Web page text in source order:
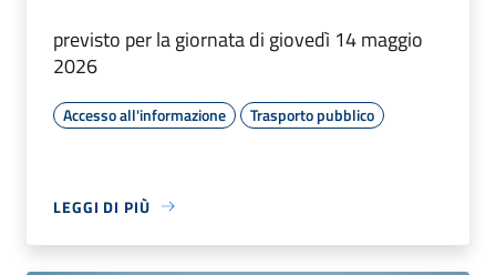
previsto per la giornata di giovedì 14 maggio
2026
Accesso all'informazione Trasporto pubblico
LEGGI DI PIÙ